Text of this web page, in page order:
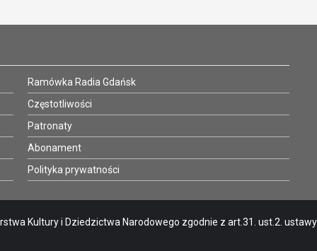
Ramówka Radia Gdańsk
Częstotliwości
Patronaty
Abonament
Polityka prywatności
Kultury i Dziedzictwa Narodowego zgodnie z art.31. ust.2.